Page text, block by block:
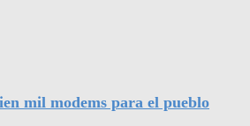
mil modems para el pueblo